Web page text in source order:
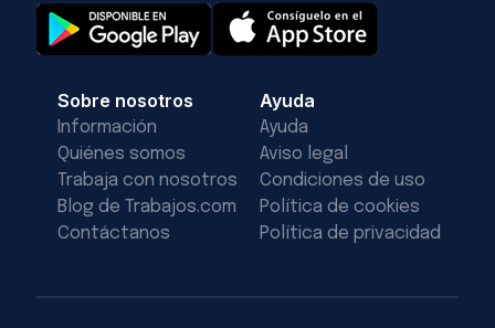
Sobre nosotros
Información
Quiénes somos
Trabaja con nosotros
Blog de Trabajos.com
Contáctanos
Ayuda
Ayuda
Aviso legal
Condiciones de uso
Política de cookies
Política de privacidad